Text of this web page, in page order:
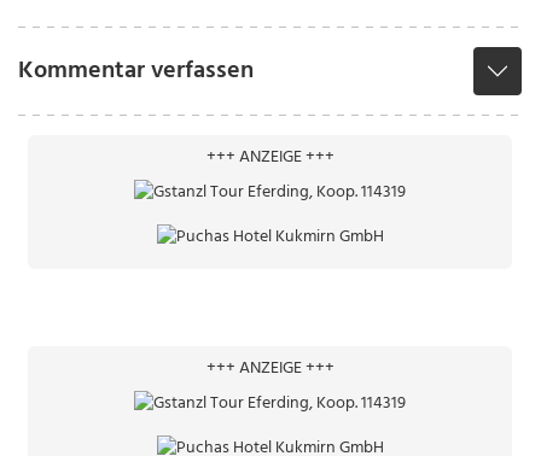
Kommentar verfassen
+++ ANZEIGE +++
+++ ANZEIGE +++